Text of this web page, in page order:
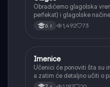
Obradićemo glagolska
perfekat) i glagolske
(infinitiv, glagolski pridevi i
(svršeni i nesvršeni).
6. r. 1,492 73
Srpski jezik
Imenice
Učenici će ponoviti šta su
a zatim će detaljno učiti o
menjaju da bi pokazale